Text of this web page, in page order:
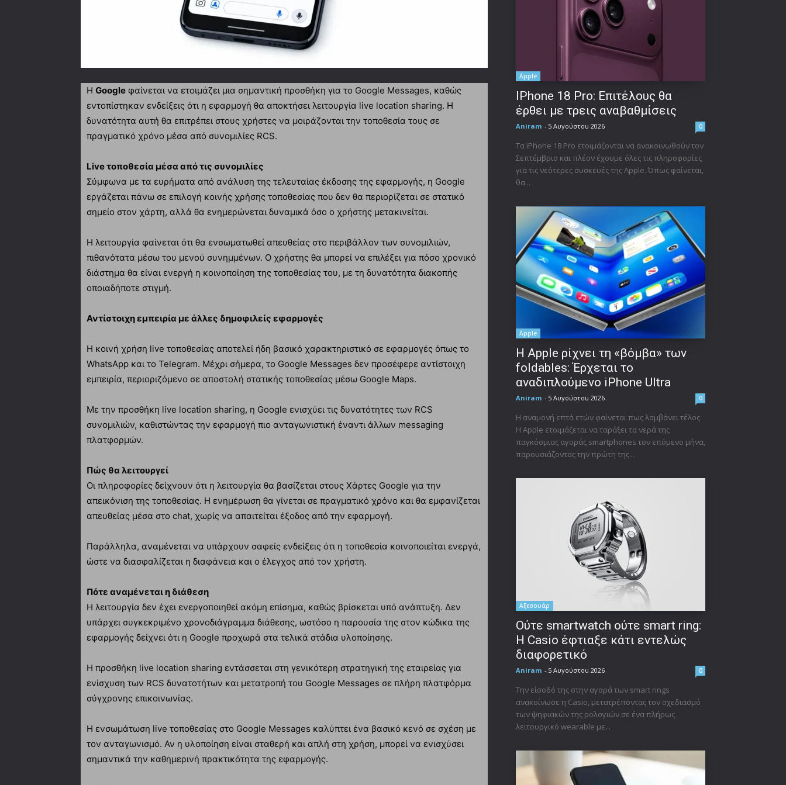
Η Google φαίνεται να ετοιμάζει μια σημαντική προσθήκη για το Google Messages, καθώς
εντοπίστηκαν ενδείξεις ότι η εφαρμογή θα αποκτήσει λειτουργία live location sharing. Η
δυνατότητα αυτή θα επιτρέπει στους χρήστες να μοιράζονται την τοποθεσία τους σε
πραγματικό χρόνο μέσα από συνομιλίες RCS.
Live τοποθεσία μέσα από τις συνομιλίες
Σύμφωνα με τα ευρήματα από ανάλυση της τελευταίας έκδοσης της εφαρμογής, η Google
εργάζεται πάνω σε επιλογή κοινής χρήσης τοποθεσίας που δεν θα περιορίζεται σε στατικό
σημείο στον χάρτη, αλλά θα ενημερώνεται δυναμικά όσο ο χρήστης μετακινείται.
Η λειτουργία φαίνεται ότι θα ενσωματωθεί απευθείας στο περιβάλλον των συνομιλιών,
πιθανότατα μέσω του μενού συνημμένων. Ο χρήστης θα μπορεί να επιλέξει για πόσο χρονικό
διάστημα θα είναι ενεργή η κοινοποίηση της τοποθεσίας του, με τη δυνατότητα διακοπής
οποιαδήποτε στιγμή.
Αντίστοιχη εμπειρία με άλλες δημοφιλείς εφαρμογές
Η κοινή χρήση live τοποθεσίας αποτελεί ήδη βασικό χαρακτηριστικό σε εφαρμογές όπως το
WhatsApp και το Telegram. Μέχρι σήμερα, το Google Messages δεν προσέφερε αντίστοιχη
εμπειρία, περιοριζόμενο σε αποστολή στατικής τοποθεσίας μέσω Google Maps.
Με την προσθήκη live location sharing, η Google ενισχύει τις δυνατότητες των RCS
συνομιλιών, καθιστώντας την εφαρμογή πιο ανταγωνιστική έναντι άλλων messaging
πλατφορμών.
Πώς θα λειτουργεί
Οι πληροφορίες δείχνουν ότι η λειτουργία θα βασίζεται στους Χάρτες Google για την
απεικόνιση της τοποθεσίας. Η ενημέρωση θα γίνεται σε πραγματικό χρόνο και θα εμφανίζεται
απευθείας μέσα στο chat, χωρίς να απαιτείται έξοδος από την εφαρμογή.
Παράλληλα, αναμένεται να υπάρχουν σαφείς ενδείξεις ότι η τοποθεσία κοινοποιείται ενεργά,
ώστε να διασφαλίζεται η διαφάνεια και ο έλεγχος από τον χρήστη.
Πότε αναμένεται η διάθεση
Η λειτουργία δεν έχει ενεργοποιηθεί ακόμη επίσημα, καθώς βρίσκεται υπό ανάπτυξη. Δεν
υπάρχει συγκεκριμένο χρονοδιάγραμμα διάθεσης, ωστόσο η παρουσία της στον κώδικα της
εφαρμογής δείχνει ότι η Google προχωρά στα τελικά στάδια υλοποίησης.
Η προσθήκη live location sharing εντάσσεται στη γενικότερη στρατηγική της εταιρείας για
ενίσχυση των RCS δυνατοτήτων και μετατροπή του Google Messages σε πλήρη πλατφόρμα
σύγχρονης επικοινωνίας.
Η ενσωμάτωση live τοποθεσίας στο Google Messages καλύπτει ένα βασικό κενό σε σχέση με
τον ανταγωνισμό. Αν η υλοποίηση είναι σταθερή και απλή στη χρήση, μπορεί να ενισχύσει
σημαντικά την καθημερινή πρακτικότητα της εφαρμογής.
Apple
IPhone 18 Pro: Επιτέλους θα
έρθει με τρεις αναβαθμίσεις
Aniram - 5 Αυγούστου 2026 0
Τα iPhone 18 Pro ετοιμάζονται να ανακοινωθούν τον
Σεπτέμβριο και πλέον έχουμε όλες τις πληροφορίες
για τις νεότερες συσκευές της Apple. Όπως φαίνεται,
θα...
Apple
Η Apple ρίχνει τη «βόμβα» των
foldables: Έρχεται το
αναδιπλούμενο iPhone Ultra
Aniram - 5 Αυγούστου 2026 0
Η αναμονή επτά ετών φαίνεται πως λαμβάνει τέλος.
Η Apple ετοιμάζεται να ταράξει τα νερά της
παγκόσμιας αγοράς smartphones τον επόμενο μήνα,
παρουσιάζοντας την πρώτη της...
Αξεσουάρ
Ούτε smartwatch ούτε smart ring:
Η Casio έφτιαξε κάτι εντελώς
διαφορετικό
Aniram - 5 Αυγούστου 2026 0
Την είσοδό της στην αγορά των smart rings
ανακοίνωσε η Casio, μετατρέποντας τον σχεδιασμό
των ψηφιακών της ρολογιών σε ένα πλήρως
λειτουργικό wearable με...